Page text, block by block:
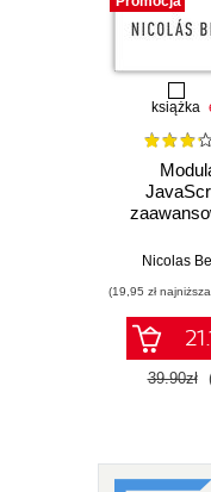
książka
Nicolas
(19,95 zł
39.90zł